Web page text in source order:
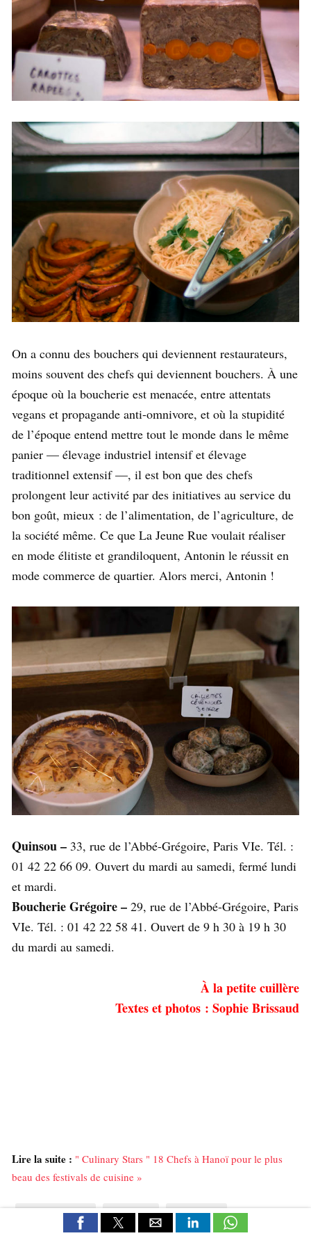
On a connu des bouchers qui deviennent restaurateurs,
moins souvent des chefs qui deviennent bouchers. À une
époque où la boucherie est menacée, entre attentats
vegans et propagande anti-omnivore, et où la stupidité
de l’époque entend mettre tout le monde dans le même
panier — élevage industriel intensif et élevage
traditionnel extensif —, il est bon que des chefs
prolongent leur activité par des initiatives au service du
bon goût, mieux : de l’alimentation, de l’agriculture, de
la société même. Ce que La Jeune Rue voulait réaliser
en mode élitiste et grandiloquent, Antonin le réussit en
mode commerce de quartier. Alors merci, Antonin !
Quinsou – 33, rue de l’Abbé-Grégoire, Paris VIe. Tél. :
01 42 22 66 09. Ouvert du mardi au samedi, fermé lundi
et mardi.
Boucherie Grégoire – 29, rue de l’Abbé-Grégoire, Paris
VIe. Tél. : 01 42 22 58 41. Ouvert de 9 h 30 à 19 h 30
du mardi au samedi.
À la petite cuillère
Textes et photos : Sophie Brissaud
Lire la suite : " Culinary Stars " 18 Chefs à Hanoï pour le plus
beau des festivals de cuisine »
Antonin Bonnet Boucherie charcuterie